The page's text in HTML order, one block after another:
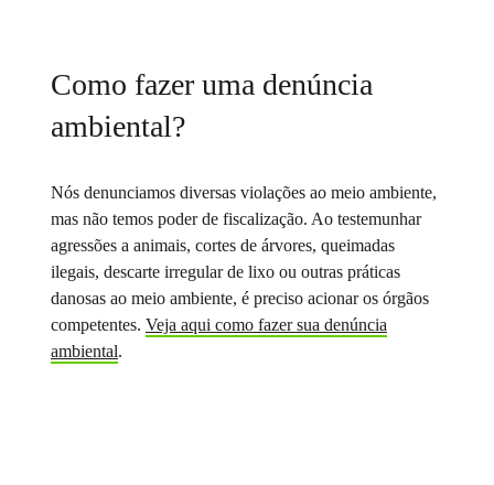
Como fazer uma denúncia
ambiental?
Nós denunciamos diversas violações ao meio ambiente,
mas não temos poder de fiscalização. Ao testemunhar
agressões a animais, cortes de árvores, queimadas
ilegais, descarte irregular de lixo ou outras práticas
danosas ao meio ambiente, é preciso acionar os órgãos
competentes. Veja aqui como fazer sua denúncia
ambiental.